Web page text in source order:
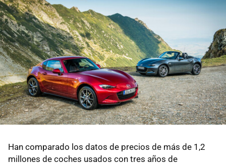
Han comparado los datos de precios de más de 1,2
millones de coches usados con tres años de